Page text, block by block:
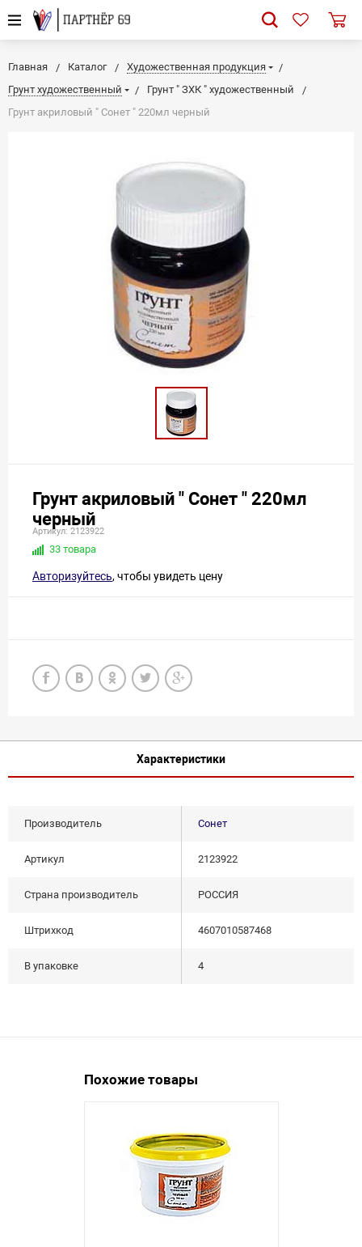
Главная Каталог
Художественная продукция
Грунт художественный
Грунт " ЗХК " художественный
Грунт акриловый " Сонет " 220мл черный
Грунт акриловый " Сонет " 220мл
черный
Артикул: 2123922
33 товара
Авторизуйтесь, чтобы увидеть цену
Характеристики
Производитель Сонет
Артикул 2123922
Страна производитель РОССИЯ
Штрихкод 4607010587468
В упаковке 4
Похожие товары